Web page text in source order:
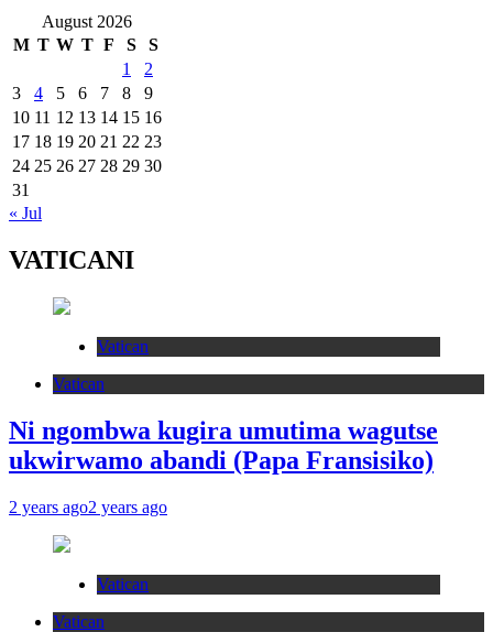
August 2026
M T W T F S
S
1
2
3
4 5 6 7 8
9
10 11 12 13 14 15 16
17 18 19 20 21 22 23
24 25 26 27 28 29 30
31
« Jul
VATICANI
Vatican
Vatican
Ni ngombwa kugira umutima wagutse
ukwirwamo abandi (Papa Fransisiko)
2 years ago2 years ago
Vatican
Vatican